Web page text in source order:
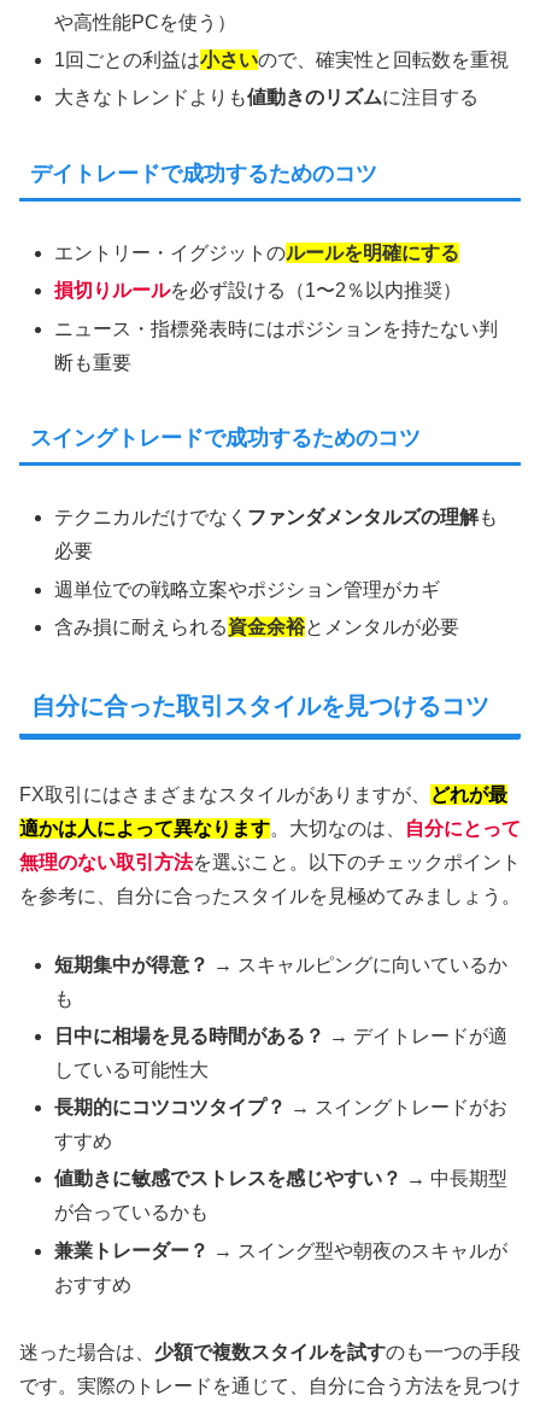
や高性能PCを使う）
1回ごとの利益は小さいので、確実性と回転数を重視
大きなトレンドよりも値動きのリズムに注目する
デイトレードで成功するためのコツ
エントリー・イグジットのルールを明確にする
損切りルールを必ず設ける（1〜2％以内推奨）
ニュース・指標発表時にはポジションを持たない判
断も重要
スイングトレードで成功するためのコツ
テクニカルだけでなく ファンダメンタルズの理解も
必要
週単位での戦略立案やポジション管理がカギ
含み損に耐えられる資金余裕とメンタルが必要
自分に合った取引スタイルを見つけるコツ
FX取引にはさまざまなスタイルがありますが、
どれが最
適かは人によって異なります。大切なのは、
自分にとって
無理のない取引方法を選ぶこと。以下のチェックポイント
を参考に、自分に合ったスタイルを見極めてみましょう。
短期集中が得意？ → スキャルピングに向いているか
も
日中に相場を見る時間がある？ → デイトレードが適
している可能性大
長期的にコツコツタイプ？ → スイングトレードがお
すすめ
値動きに敏感でストレスを感じやすい？ → 中長期型
が合っているかも
兼業トレーダー？ → スイング型や朝夜のスキャルが
おすすめ
迷った場合は、 少額で複数スタイルを試すのも一つの手段
です。実際のトレードを通じて、自分に合う方法を見つけ